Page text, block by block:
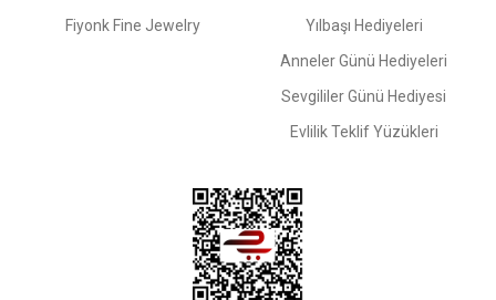
Fiyonk Fine Jewelry
Yılbaşı Hediyeleri
Anneler Günü Hediyeleri
Sevgililer Günü Hediyesi
Evlilik Teklif Yüzükleri